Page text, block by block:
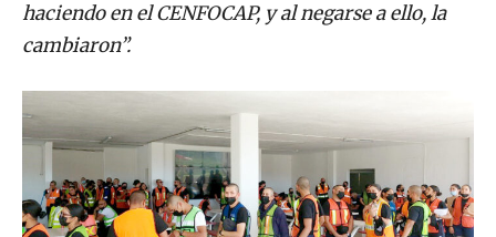
haciendo en el CENFOCAP, y al negarse a ello, la
cambiaron”.